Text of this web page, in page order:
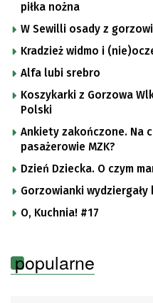
piłka nożna
W Sewilli osady z
Kradzież widmo i
Alfa lubi srebro
Koszykarki z Gorzowa
Polski
Ankiety zakończone. Na
pasażerowie MZK?
Dzień Dziecka. O czym
Gorzowianki
O, Kuchnia! #17
popularne